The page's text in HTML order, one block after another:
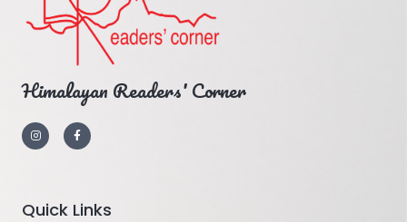
Himalayan Readers' Corner
Quick Links